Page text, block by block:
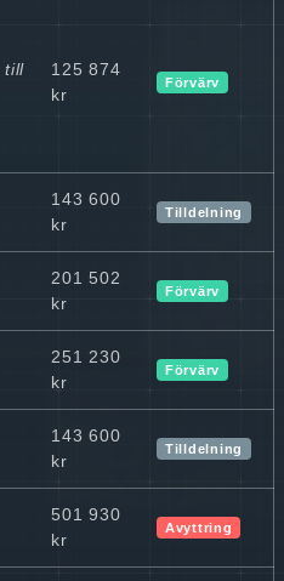
till
125 874
kr
Förvärv
143 600
kr
Tilldelning
201 502
kr
Förvärv
251 230
kr
Förvärv
143 600
kr
Tilldelning
501 930
kr
Avyttring